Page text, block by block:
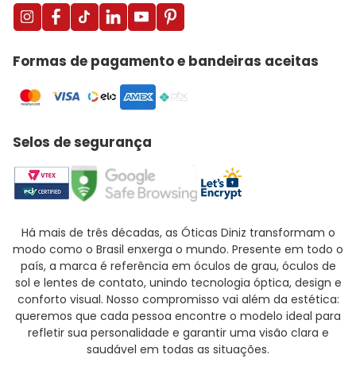
Formas de pagamento e bandeiras aceitas
Selos de segurança
Há mais de três décadas, as Óticas Diniz transformam o
modo como o Brasil enxerga o mundo. Presente em todo o
país, a marca é referência em óculos de grau, óculos de
sol e lentes de contato, unindo tecnologia óptica, design e
conforto visual. Nosso compromisso vai além da estética:
queremos que cada pessoa encontre o modelo ideal para
refletir sua personalidade e garantir uma visão clara e
saudável em todas as situações.